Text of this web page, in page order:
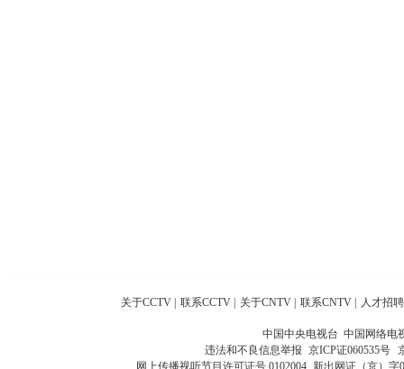
关于CCTV 联系CCTV 关于CNTV 联系CNTV 人才招聘
中国中央电视台 中国网络电
违法和不良信息举报 京ICP证060535号
网上传播视听节目许可证号 0102004 新出网证（京）